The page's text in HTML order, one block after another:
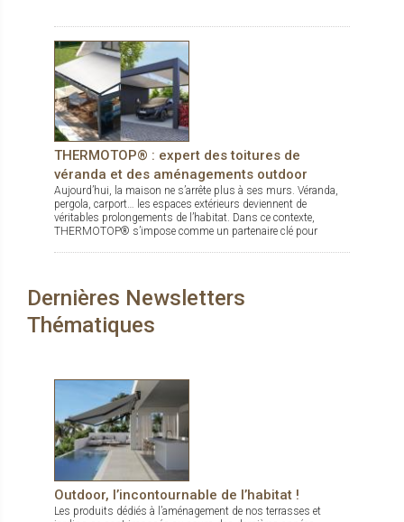
THERMOTOP® : expert des toitures de
véranda et des aménagements outdoor
Aujourd’hui, la maison ne s’arrête plus à ses murs. Véranda,
pergola, carport… les espaces extérieurs deviennent de
véritables prolongements de l’habitat. Dans ce contexte,
THERMOTOP® s’impose comme un partenaire clé pour
Dernières Newsletters
Thématiques
Outdoor, l’incontournable de l’habitat !
Les produits dédiés à l’aménagement de nos terrasses et